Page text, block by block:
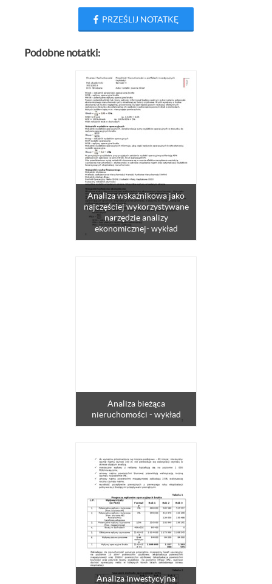
PRZEŚLIJ NOTATKĘ
Podobne notatki:
Analiza wskaźnikowa jako
najczęściej wykorzystywane
narzędzie analizy
ekonomicznej- wykład
Analiza bieżąca
nieruchomości - wykład
Analiza inwestycyjna